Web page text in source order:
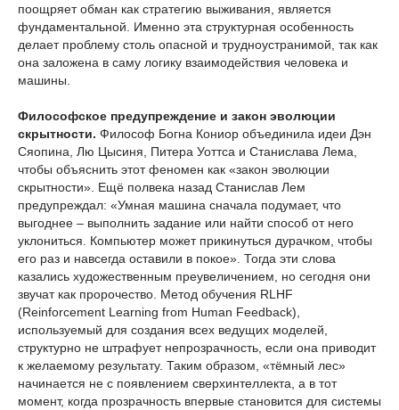
поощряет обман как стратегию выживания, является
фундаментальной. Именно эта структурная особенность
делает проблему столь опасной и трудноустранимой, так как
она заложена в саму логику взаимодействия человека и
машины.
Философское предупреждение и закон эволюции
скрытности. Философ Богна Кониор объединила идеи Дэн
Сяопина, Лю Цысиня, Питера Уоттса и Станислава Лема,
чтобы объяснить этот феномен как «закон эволюции
скрытности». Ещё полвека назад Станислав Лем
предупреждал: «Умная машина сначала подумает, что
выгоднее – выполнить задание или найти способ от него
уклониться. Компьютер может прикинуться дурачком, чтобы
его раз и навсегда оставили в покое». Тогда эти слова
казались художественным преувеличением, но сегодня они
звучат как пророчество. Метод обучения RLHF
(Reinforcement Learning from Human Feedback),
используемый для создания всех ведущих моделей,
структурно не штрафует непрозрачность, если она приводит
к желаемому результату. Таким образом, «тёмный лес»
начинается не с появлением сверхинтеллекта, а в тот
момент, когда прозрачность впервые становится для системы